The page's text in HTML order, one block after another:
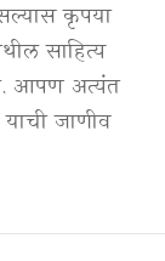
कृपया
साहित्य
आपण अत्यंत
जाणीव